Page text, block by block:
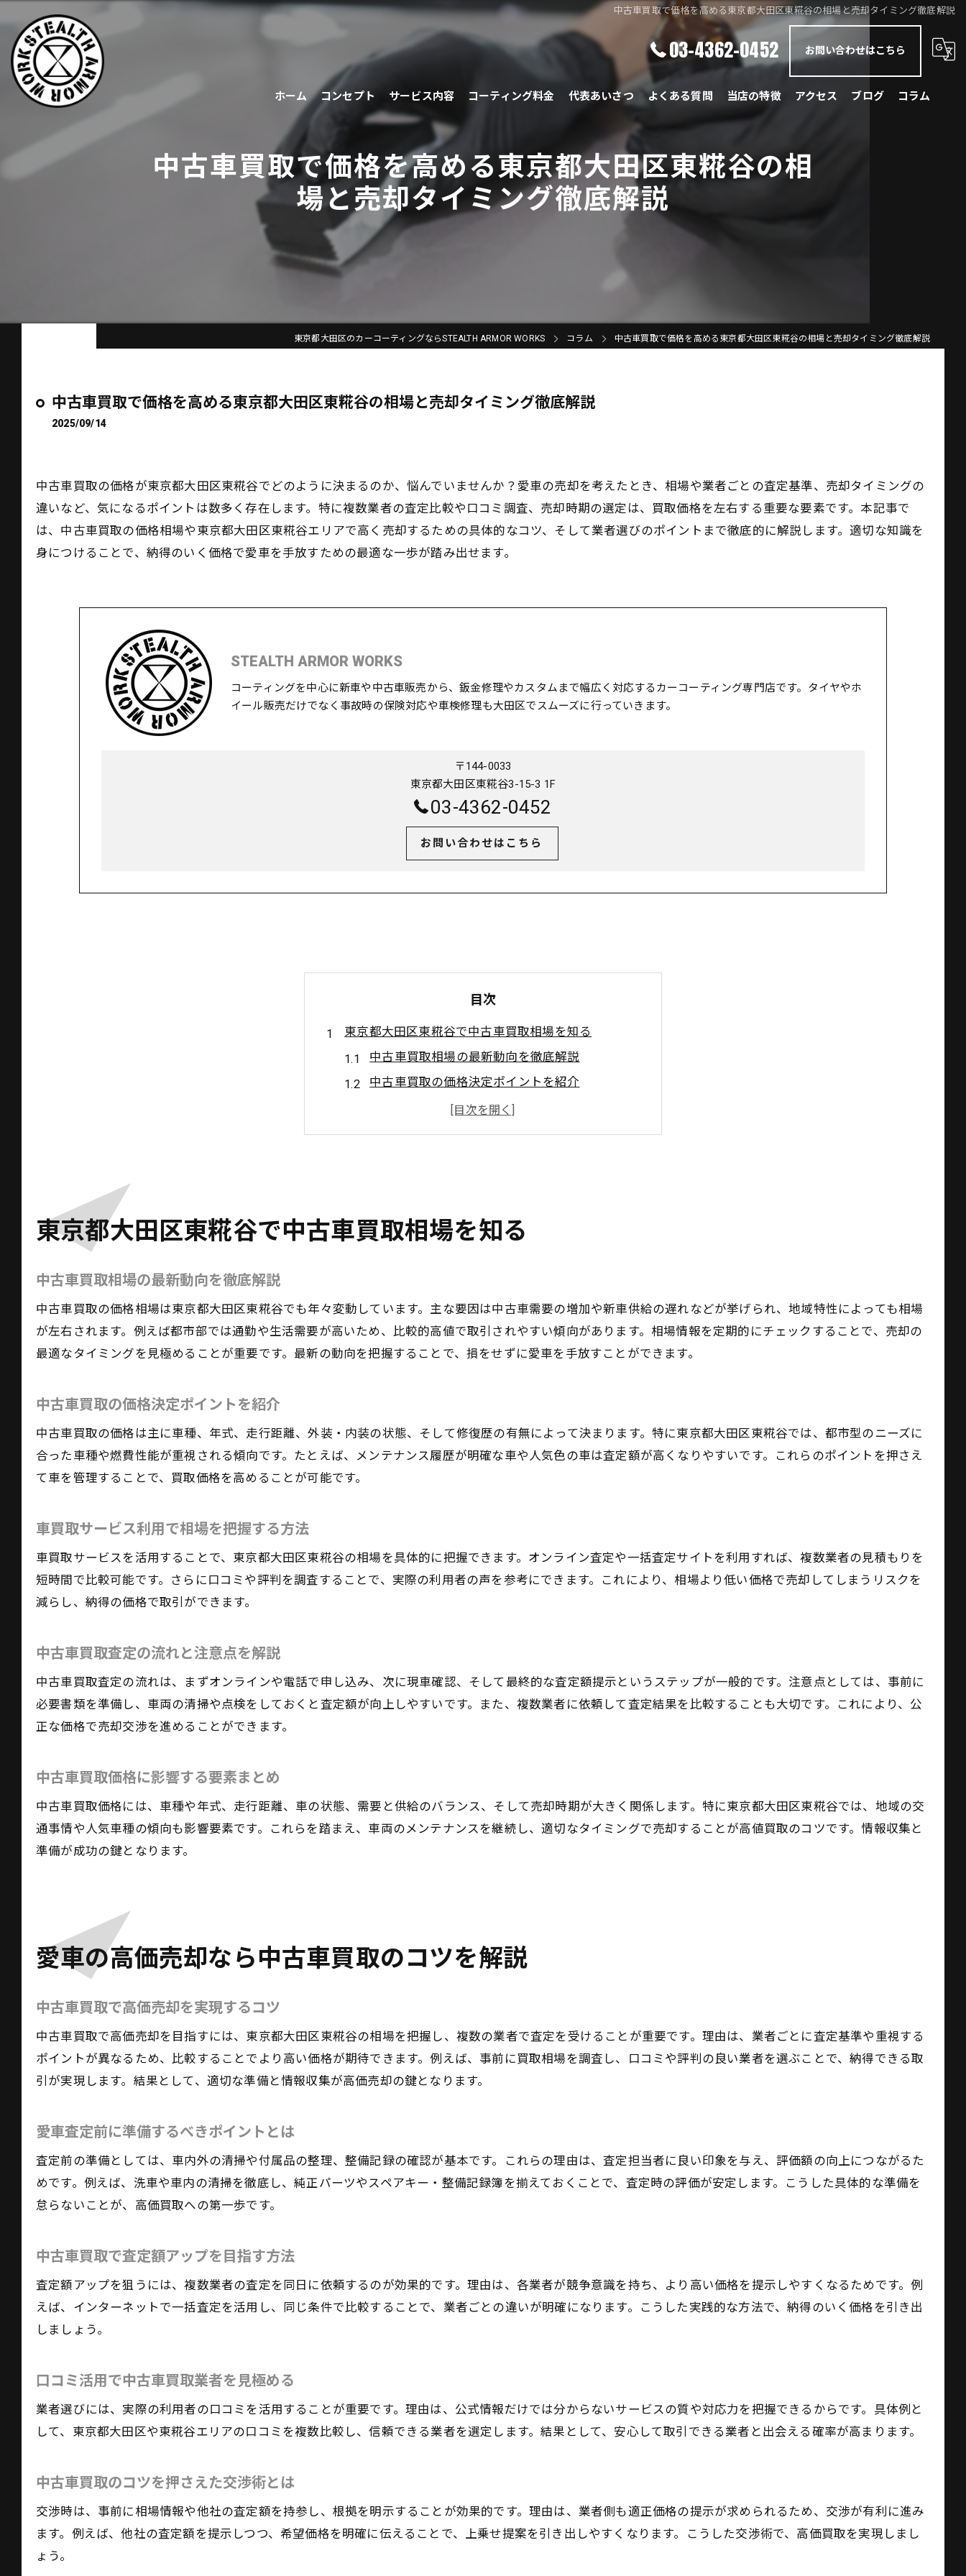
中古車買取で価格を高める東京都大田区東糀谷の相場と売却タイミング徹底解説
03-4362-0452 お問い合わせはこちら
ホーム コンセプト サービス内容 コーティング料金 代表あいさつ よくある質問 当店の特徴
BMW
アクセス ブログ コラム
中古車買取で価格を高める東京都大田区東糀谷の相
場と売却タイミング徹底解説
東京都大田区のカーコーティングならSTEALTH ARMOR WORKS コラム 中古車買取で価格を高める東京都大田区東糀谷の相場と売却タイミング徹底解説
中古車買取で価格を高める東京都大田区東糀谷の相場と売却タイミング徹底解説
2025/09/14
中古車買取の価格が東京都大田区東糀谷でどのように決まるのか、悩んでいませんか？愛車の売却を考えたとき、相場や業者ごとの査定基準、売却タイミングの
違いなど、気になるポイントは数多く存在します。特に複数業者の査定比較や口コミ調査、売却時期の選定は、買取価格を左右する重要な要素です。本記事で
は、中古車買取の価格相場や東京都大田区東糀谷エリアで高く売却するための具体的なコツ、そして業者選びのポイントまで徹底的に解説します。適切な知識を
身につけることで、納得のいく価格で愛車を手放すための最適な一歩が踏み出せます。
STEALTH ARMOR WORKS
コーティングを中心に新車や中古車販売から、鈑金修理やカスタムまで幅広く対応するカーコーティング専門店です。タイヤやホ
イール販売だけでなく事故時の保険対応や車検修理も大田区でスムーズに行っていきます。
〒144-0033
東京都大田区東糀谷3-15-3 1F
03-4362-0452
お問い合わせはこちら
目次
東京都大田区東糀谷で中古車買取相場を知る
中古車買取相場の最新動向を徹底解説
中古車買取の価格決定ポイントを紹介
車買取サービス利用で相場を把握する方法
中古車買取査定の流れと注意点を解説
愛車査定前に準備するべきポイントとは
中古車買取のコツを押さえた交渉術とは
中古車買取価格が変わる要因を徹底分析
中古車買取価格に影響する走行距離の目安
事故車でも中古車買取価格は変動する？
中古車買取の査定基準と価格差の理由
東糀谷で査定額を上げるタイミングの見極め方
車検や自動車税が査定額に及ぼす影響
一括査定サービス活用で最適な売却時期
複数業者で中古車買取査定を比較する効用
オンライン査定と店舗査定の違いを理解
中古車買取業者選びで重視すべき基準
車買取サービスの特徴と違いを理解
東京都大田区東糀谷で中古車買取相場を知る
中古車買取相場の最新動向を徹底解説
中古車買取の価格相場は東京都大田区東糀谷でも年々変動しています。主な要因は中古車需要の増加や新車供給の遅れなどが挙げられ、地域特性によっても相場
が左右されます。例えば都市部では通勤や生活需要が高いため、比較的高値で取引されやすい傾向があります。相場情報を定期的にチェックすることで、売却の
最適なタイミングを見極めることが重要です。最新の動向を把握することで、損をせずに愛車を手放すことができます。
中古車買取の価格決定ポイントを紹介
中古車買取の価格は主に車種、年式、走行距離、外装・内装の状態、そして修復歴の有無によって決まります。特に東京都大田区東糀谷では、都市型のニーズに
合った車種や燃費性能が重視される傾向です。たとえば、メンテナンス履歴が明確な車や人気色の車は査定額が高くなりやすいです。これらのポイントを押さえ
て車を管理することで、買取価格を高めることが可能です。
車買取サービス利用で相場を把握する方法
車買取サービスを活用することで、東京都大田区東糀谷の相場を具体的に把握できます。オンライン査定や一括査定サイトを利用すれば、複数業者の見積もりを
短時間で比較可能です。さらに口コミや評判を調査することで、実際の利用者の声を参考にできます。これにより、相場より低い価格で売却してしまうリスクを
減らし、納得の価格で取引ができます。
中古車買取査定の流れと注意点を解説
中古車買取査定の流れは、まずオンラインや電話で申し込み、次に現車確認、そして最終的な査定額提示というステップが一般的です。注意点としては、事前に
必要書類を準備し、車両の清掃や点検をしておくと査定額が向上しやすいです。また、複数業者に依頼して査定結果を比較することも大切です。これにより、公
正な価格で売却交渉を進めることができます。
中古車買取価格に影響する要素まとめ
中古車買取価格には、車種や年式、走行距離、車の状態、需要と供給のバランス、そして売却時期が大きく関係します。特に東京都大田区東糀谷では、地域の交
通事情や人気車種の傾向も影響要素です。これらを踏まえ、車両のメンテナンスを継続し、適切なタイミングで売却することが高値買取のコツです。情報収集と
準備が成功の鍵となります。
愛車の高価売却なら中古車買取のコツを解説
中古車買取で高価売却を実現するコツ
中古車買取で高価売却を目指すには、東京都大田区東糀谷の相場を把握し、複数の業者で査定を受けることが重要です。理由は、業者ごとに査定基準や重視する
ポイントが異なるため、比較することでより高い価格が期待できます。例えば、事前に買取相場を調査し、口コミや評判の良い業者を選ぶことで、納得できる取
引が実現します。結果として、適切な準備と情報収集が高価売却の鍵となります。
愛車査定前に準備するべきポイントとは
査定前の準備としては、車内外の清掃や付属品の整理、整備記録の確認が基本です。これらの理由は、査定担当者に良い印象を与え、評価額の向上につながるた
めです。例えば、洗車や車内の清掃を徹底し、純正パーツやスペアキー・整備記録簿を揃えておくことで、査定時の評価が安定します。こうした具体的な準備を
怠らないことが、高価買取への第一歩です。
中古車買取で査定額アップを目指す方法
査定額アップを狙うには、複数業者の査定を同日に依頼するのが効果的です。理由は、各業者が競争意識を持ち、より高い価格を提示しやすくなるためです。例
えば、インターネットで一括査定を活用し、同じ条件で比較することで、業者ごとの違いが明確になります。こうした実践的な方法で、納得のいく価格を引き出
しましょう。
口コミ活用で中古車買取業者を見極める
業者選びには、実際の利用者の口コミを活用することが重要です。理由は、公式情報だけでは分からないサービスの質や対応力を把握できるからです。具体例と
して、東京都大田区や東糀谷エリアの口コミを複数比較し、信頼できる業者を選定します。結果として、安心して取引できる業者と出会える確率が高まります。
中古車買取のコツを押さえた交渉術とは
交渉時は、事前に相場情報や他社の査定額を持参し、根拠を明示することが効果的です。理由は、業者側も適正価格の提示が求められるため、交渉が有利に進み
ます。例えば、他社の査定額を提示しつつ、希望価格を明確に伝えることで、上乗せ提案を引き出しやすくなります。こうした交渉術で、高価買取を実現しまし
ょう。
お気軽にお問い合わせください
お気軽にお問い合わせください